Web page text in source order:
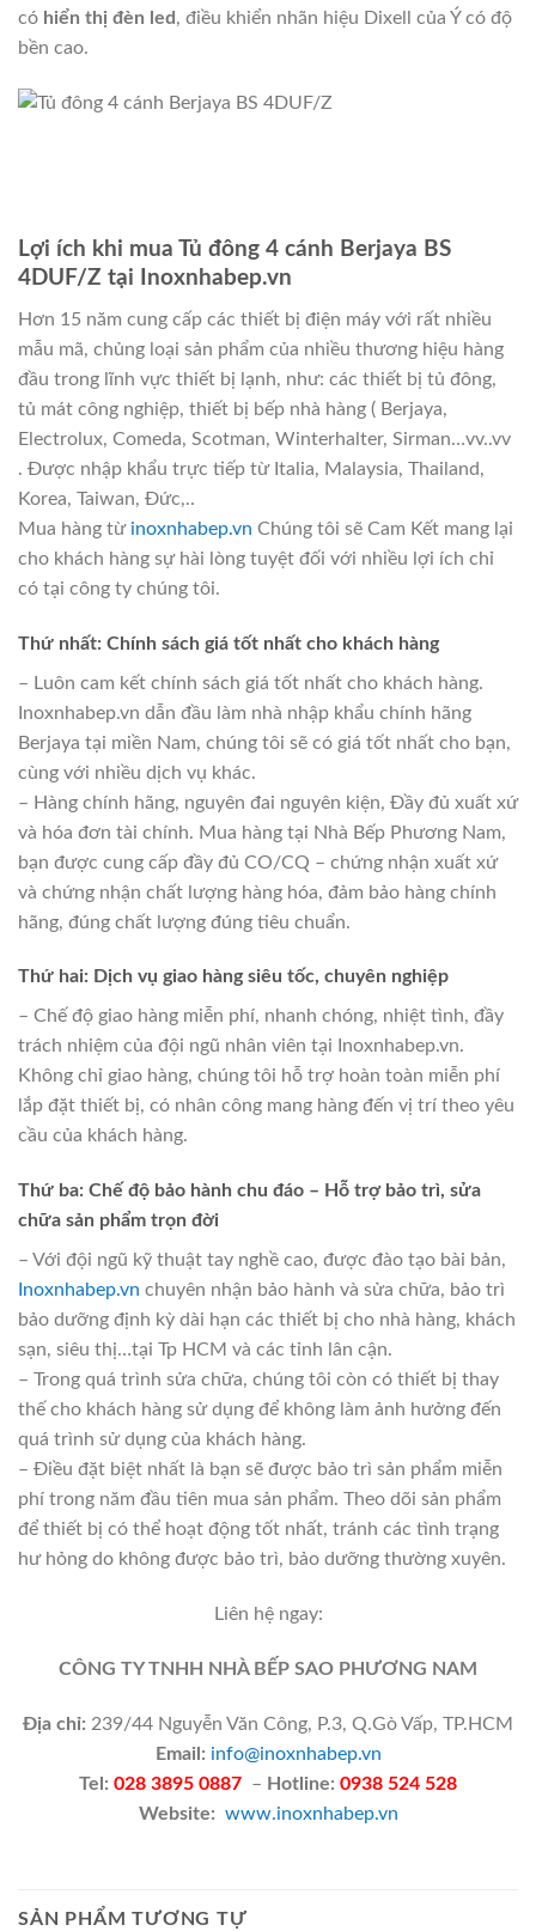
có hiển thị đèn led , điều khiển nhãn hiệu Dixell của Ý có độ
bền cao.
Lợi ích khi mua Tủ đông 4 cánh Berjaya BS
4DUF/Z tại Inoxnhabep.vn
Hơn 15 năm cung cấp các thiết bị điện máy với rất nhiều
mẫu mã, chủng loại sản phẩm của nhiều thương hiệu hàng
đầu trong lĩnh vực thiết bị lạnh, như: các thiết bị tủ đông,
tủ mát công nghiệp, thiết bị bếp nhà hàng ( Berjaya,
Electrolux, Comeda, Scotman, Winterhalter, Sirman…vv..vv
. Được nhập khẩu trực tiếp từ Italia, Malaysia, Thailand,
Korea, Taiwan, Đức,..
Mua hàng từ inoxnhabep.vn Chúng tôi sẽ Cam Kết mang lại
cho khách hàng sự hài lòng tuyệt đối với nhiều lợi ích chỉ
có tại công ty chúng tôi.
Thứ nhất: Chính sách giá tốt nhất cho khách hàng
– Luôn cam kết chính sách giá tốt nhất cho khách hàng.
Inoxnhabep.vn dẫn đầu làm nhà nhập khẩu chính hãng
Berjaya tại miền Nam, chúng tôi sẽ có giá tốt nhất cho bạn,
cùng với nhiều dịch vụ khác.
– Hàng chính hãng, nguyên đai nguyên kiện, Đầy đủ xuất xứ
và hóa đơn tài chính. Mua hàng tại Nhà Bếp Phương Nam,
bạn được cung cấp đầy đủ CO/CQ – chứng nhận xuất xứ
và chứng nhận chất lượng hàng hóa, đảm bảo hàng chính
hãng, đúng chất lượng đúng tiêu chuẩn.
Thứ hai: Dịch vụ giao hàng siêu tốc, chuyên nghiệp
– Chế độ giao hàng miễn phí, nhanh chóng, nhiệt tình, đầy
trách nhiệm của đội ngũ nhân viên tại Inoxnhabep.vn.
Không chỉ giao hàng, chúng tôi hỗ trợ hoàn toàn miễn phí
lắp đặt thiết bị, có nhân công mang hàng đến vị trí theo yêu
cầu của khách hàng.
Thứ ba: Chế độ bảo hành chu đáo – Hỗ trợ bảo trì, sửa
chữa sản phẩm trọn đời
– Với đội ngũ kỹ thuật tay nghề cao, được đào tạo bài bản,
Inoxnhabep.vn chuyên nhận bảo hành và sửa chữa, bảo trì
bảo dưỡng định kỳ dài hạn các thiết bị cho nhà hàng, khách
sạn, siêu thị…tại Tp HCM và các tỉnh lân cận.
– Trong quá trình sửa chữa, chúng tôi còn có thiết bị thay
thế cho khách hàng sử dụng để không làm ảnh hưởng đến
quá trình sử dụng của khách hàng.
– Điều đặt biệt nhất là bạn sẽ được bảo trì sản phẩm miễn
phí trong năm đầu tiên mua sản phẩm. Theo dõi sản phẩm
để thiết bị có thể hoạt động tốt nhất, tránh các tình trạng
hư hỏng do không được bảo trì, bảo dưỡng thường xuyên.
Liên hệ ngay:
CÔNG TY TNHH NHÀ BẾP SAO PHƯƠNG NAM
Địa chỉ: 239/44 Nguyễn Văn Công, P.3, Q.Gò Vấp, TP.HCM
Email: info@inoxnhabep.vn
Tel: 028 3895 0887 – Hotline: 0938 524 528
Website: www.inoxnhabep.vn
SẢN PHẨM TƯƠNG TỰ